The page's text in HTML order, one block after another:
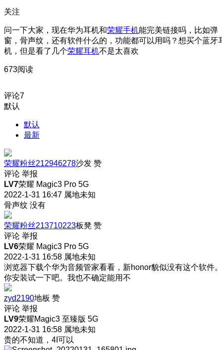
关注
问一下大家，现在华为耳机和荣耀手机能完美链接吗，比如弹
窗，骨声纹，还有软件什么的，功能都可以用吗？想买个蓝牙
机，但是看了几个荣耀耳机不是太喜欢
673阅读
评论7
默认
默认
最新
荣耀粉丝212946278沙发 赞
评论 举报
LV7荣耀 Magic3 Pro 5G
2022-1-31 16:47 属地未知
骨声纹 没有
荣耀粉丝213710223板凳 赞
评论 举报
LV6荣耀 Magic3 Pro 5G
2022-1-31 16:58 属地未知
浏览器下载个华为音频管家看看，新honor貌似没有这个软件。
你安装试一下吧。我也不确定能用不
zyd2190地板 赞
评论 举报
LV9荣耀Magic3 至臻版 5G
2022-1-31 16:58 属地未知
贵的不知道，4I可以